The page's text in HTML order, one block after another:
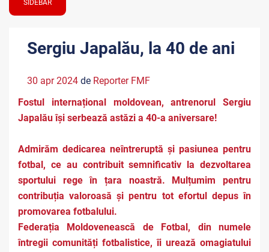
SIDEBAR
Sergiu Japalău, la 40 de ani
30 apr 2024 de Reporter FMF
Fostul internațional moldovean, antrenorul Sergiu
Japalău își serbează astăzi a 40-a aniversare!
Admirăm dedicarea neîntreruptă și pasiunea pentru
fotbal, ce au contribuit semnificativ la dezvoltarea
sportului rege în țara noastră. Mulțumim pentru
contribuția valoroasă și pentru tot efortul depus în
promovarea fotbalului.
Federația Moldovenească de Fotbal, din numele
întregii comunități fotbalistice, îi urează omagiatului